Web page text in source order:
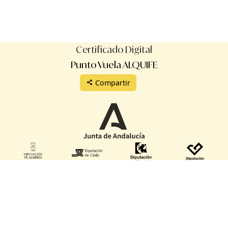
Certificado Digital
Punto Vuela ALQUIFE
Compartir